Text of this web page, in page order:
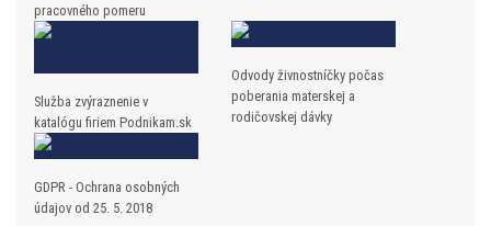
pracovného pomeru
Služba zvýraznenie v
katalógu firiem Podnikam.sk
Odvody živnostníčky počas
poberania materskej a
rodičovskej dávky
GDPR - Ochrana osobných
údajov od 25. 5. 2018